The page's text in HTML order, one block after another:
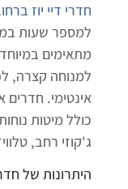
חדרי דיי יוז
למספר שעות
מתאימים
למנוחה קצרה,
אינטימי. חדרים
כולל מיטות
ג'קוזי רחב,
היתרונות של